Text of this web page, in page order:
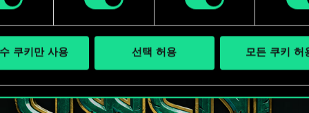
쿠키만 사용 선택 허용 모든 쿠키 허